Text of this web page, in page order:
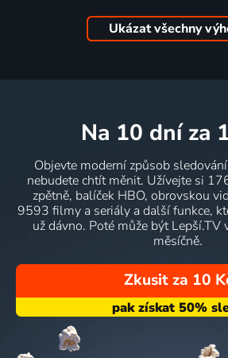
Ukázat všechny
na 10 dní za
Objevte moderní způsob
nebudete chtít měnit. Užívejte si
zpětně, balíček HBO, obrovskou
9593 filmy a seriály a další funkce,
už dávno. Poté může být Lepší.TV
měsíčně.
Zkusit za 10